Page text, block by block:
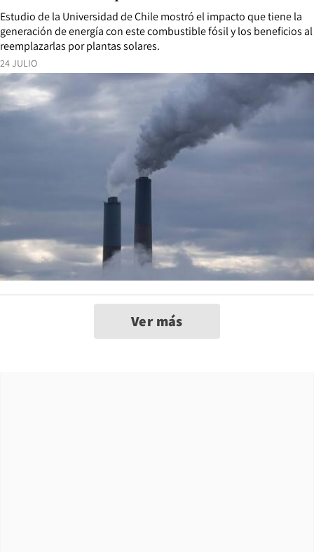
24 JULIO
Estudio de la Universidad de Chile mostró el impacto que tiene la
generación de energía con este combustible fósil y los beneficios al
reemplazarlas por plantas solares.
Ver más